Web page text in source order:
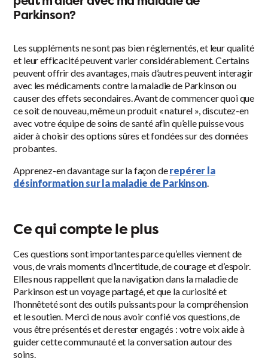
Parkinson?
Les suppléments ne sont pas bien réglementés, et leur qualité
et leur efficacité peuvent varier considérablement. Certains
peuvent offrir des avantages, mais d’autres peuvent interagir
avec les médicaments contre la maladie de Parkinson ou
causer des effets secondaires. Avant de commencer quoi que
ce soit de nouveau, même un produit « naturel », discutez-en
avec votre équipe de soins de santé afin qu’elle puisse vous
aider à choisir des options sûres et fondées sur des données
probantes.
Apprenez-en davantage sur la façon derepérer la
désinformation sur la maladie de Parkinson.
Ce qui compte le plus
Ces questions sont importantes parce qu’elles viennent de
vous, de vrais moments d’incertitude, de courage et d’espoir.
Elles nous rappellent que la navigation dans la maladie de
Parkinson est un voyage partagé, et que la curiosité et
l’honnêteté sont des outils puissants pour la compréhension
et le soutien. Merci de nous avoir confié vos questions, de
vous être présentés et de rester engagés : votre voix aide à
guider cette communauté et la conversation autour des
soins.